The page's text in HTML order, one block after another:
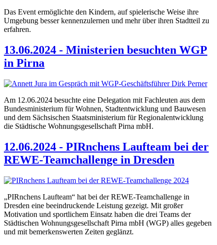
Das Event ermöglichte den Kindern, auf spielerische Weise ihre
Umgebung besser kennenzulernen und mehr über ihren Stadtteil zu
erfahren.
13.06.2024 - Ministerien besuchten WGP
in Pirna
Am 12.06.2024 besuchte eine Delegation mit Fachleuten aus dem
Bundesministerium für Wohnen, Stadtentwicklung und Bauwesen
und dem Sächsischen Staatsministerium für Regionalentwicklung
die Städtische Wohnungsgesellschaft Pirna mbH.
12.06.2024 - PIRnchens Laufteam bei der
REWE-Teamchallenge in Dresden
„PIRnchens Laufteam“ hat bei der REWE-Teamchallenge in
Dresden eine beeindruckende Leistung gezeigt. Mit großer
Motivation und sportlichem Einsatz haben die drei Teams der
Städtischen Wohnungsgesellschaft Pirna mbH (WGP) alles gegeben
und mit bemerkenswerten Zeiten geglänzt.